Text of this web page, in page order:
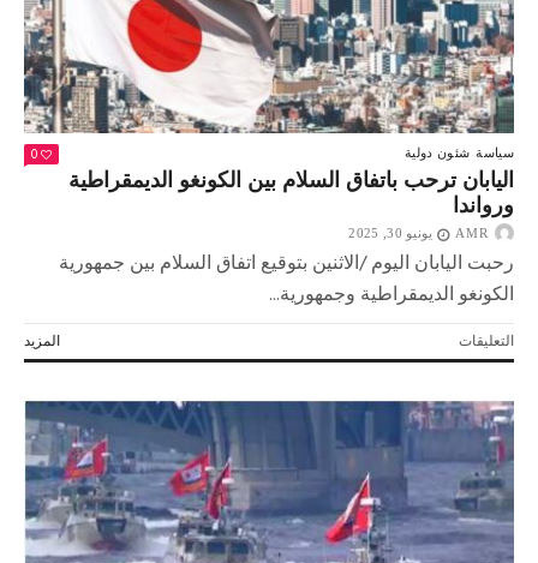
للطاقة
الذرية
مغلقة
سياسة شئون دولية 0
اليابان ترحب باتفاق السلام بين الكونغو الديمقراطية
ورواندا
AMR يونيو 30, 2025
رحبت اليابان اليوم /الاثنين بتوقيع اتفاق السلام بين جمهورية
الكونغو الديمقراطية وجمهورية...
المزيد التعليقاتعلى
اليابان
باتفاق
السلام
الكونغو
الديمقراطية
ورواندا
مغلقة